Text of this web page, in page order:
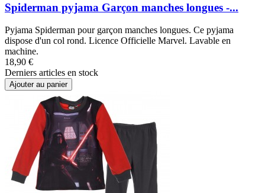
Spiderman pyjama Garçon manches longues -...
Pyjama Spiderman pour garçon manches longues. Ce pyjama
dispose d'un col rond. Licence Officielle Marvel. Lavable en
machine.
18,90 €
Derniers articles en stock
Ajouter au panier